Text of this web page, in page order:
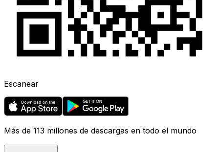
Escanear
Más de 113 millones de descargas en todo el mundo